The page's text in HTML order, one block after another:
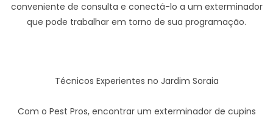
conveniente de consulta e conectá-lo a um exterminador
que pode trabalhar em torno de sua programação.
Técnicos Experientes no Jardim Soraia
Com o Pest Pros, encontrar um exterminador de cupins